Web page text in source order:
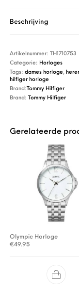
Beschrijving
Artikelnummer:
TH1710753
Categorie: Horloges
Tags:dames horloge,
hilfiger horloge
Brand: Tommy Hilfiger
Brand:
Tommy Hilfiger
Gerelateerde
Olympic Horloge
€49.95